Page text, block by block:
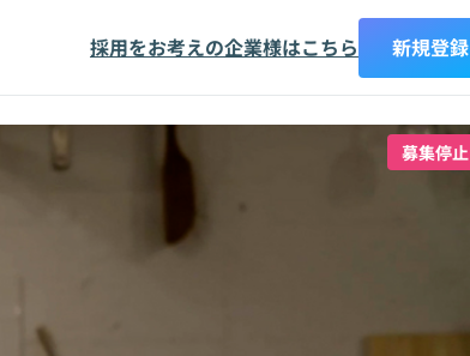
採用をお考えの企業様はこちら 新規登録
募集停止